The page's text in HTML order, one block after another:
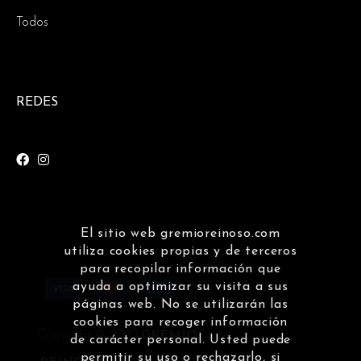
Todos
REDES
Copyright © 2020GREMIO
El sitio web gremioreinoso.com
utiliza cookies propias y de terceros
para recopilar información que
ayuda a optimizar su visita a sus
páginas web. No se utilizarán las
cookies para recoger información
de carácter personal. Usted puede
permitir su uso o rechazarlo, si